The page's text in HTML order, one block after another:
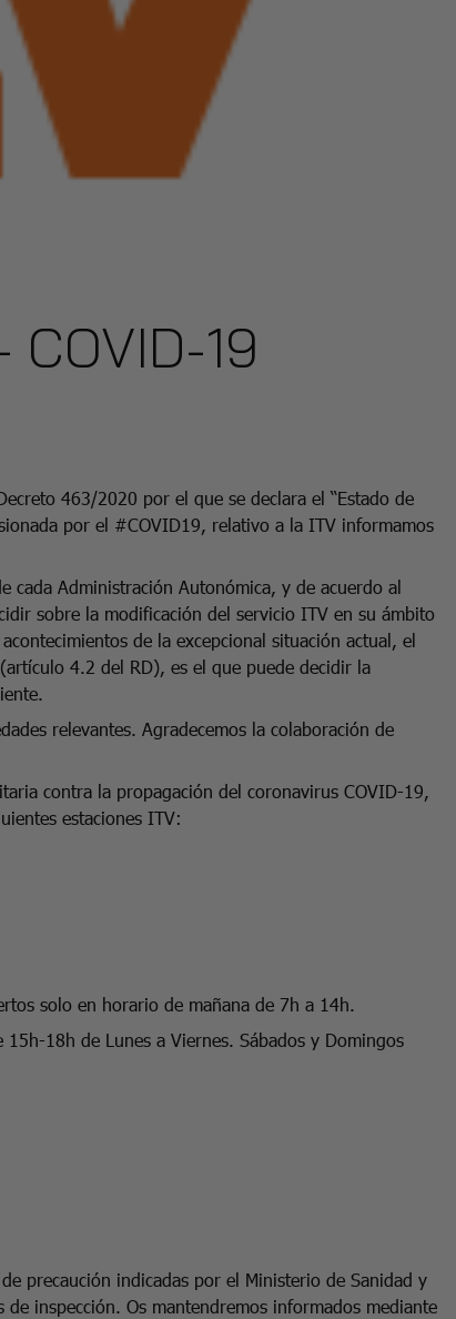
COVID-19
463/2020 por el que se declara el “Estado de
por el #COVID19, relativo a la ITV informamos
cada Administración Autonómica, y de acuerdo al
sobre la modificación del servicio ITV en su ámbito
de la excepcional situación actual, el
4.2 del RD), es el que puede decidir la
relevantes. Agradecemos la colaboración de
contra la propagación del coronavirus COVID-19,
estaciones ITV:
solo en horario de mañana de 7h a 14h.
18h de Lunes a Viernes. Sábados y Domingos
precaución indicadas por el Ministerio de Sanidad y
de inspección. Os mantendremos informados mediante